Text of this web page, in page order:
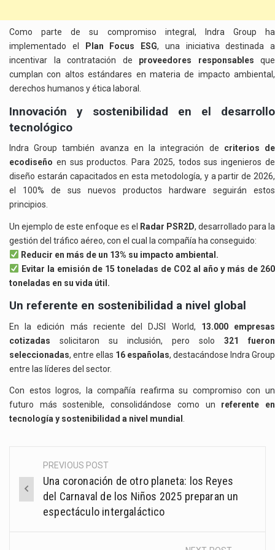
Como parte de su compromiso integral, Indra Group ha
implementado el
Plan Focus ESG, una iniciativa destinada a
incentivar la contratación de proveedores responsables que
cumplan con altos estándares en materia de impacto ambiental,
derechos humanos y ética laboral.
Innovación y sostenibilidad en el desarrollo
tecnológico
Indra Group también avanza en la integración de criterios de
ecodiseño en sus productos. Para 2025, todos sus ingenieros de
diseño estarán capacitados en esta metodología, y a partir de 2026,
el 100% de sus nuevos productos hardware seguirán estos
principios.
Un ejemplo de este enfoque es el Radar PSR2D, desarrollado para la
gestión del tráfico aéreo, con el cual la compañía ha conseguido:
Reducir en más de un 13% su impacto ambiental.
Evitar la emisión de 15 toneladas de CO2 al año y más de 260
toneladas en su vida útil.
Un referente en sostenibilidad a nivel global
En la edición más reciente del DJSI World, 13.000 empresas
cotizadas solicitaron su inclusión, pero solo 321 fueron
seleccionadas, entre ellas 16 españolas, destacándose Indra Group
entre las líderes del sector.
Con estos logros, la compañía reafirma su compromiso con un
futuro más sostenible, consolidándose como un referente en
tecnología y sostenibilidad a nivel mundial .
Post
navigation
PREVIOUS POST
Una coronación de otro planeta: los Reyes
del Carnaval de los Niños 2025 preparan un
espectáculo intergaláctico